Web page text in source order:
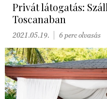
Privát látogatás:
Toscanaban
2021.05.19. 6 perc olvasás